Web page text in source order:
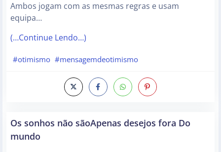
Ambos jogam com as mesmas regras e usam
equipa…
(…Continue Lendo…)
#otimismo #mensagemdeotimismo
Os sonhos não sãoApenas desejos fora Do
mundo